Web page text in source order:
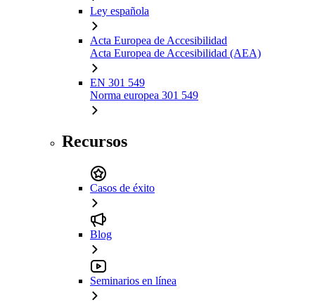
Ley española
Acta Europea de Accesibilidad
Acta Europea de Accesibilidad (AEA)
EN 301 549
Norma europea 301 549
Recursos
Casos de éxito
Blog
Seminarios en línea